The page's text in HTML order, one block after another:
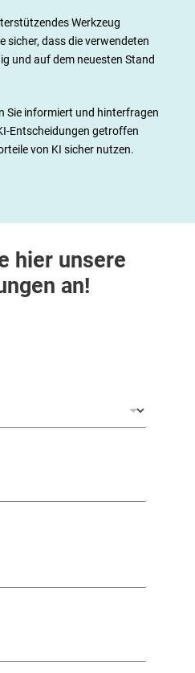
Werkzeug
sicher, dass die verwendeten
und auf dem neuesten Stand
Sie informiert und hinterfragen
Entscheidungen getroffen
von KI sicher nutzen.
hier unsere
an!